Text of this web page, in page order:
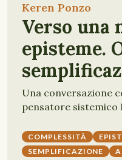
Keren Ponzo
Verso una
episteme.
Una conversazione
pensatore sistemico
COMPLESSITÀ
SEMPLIFICAZIONE